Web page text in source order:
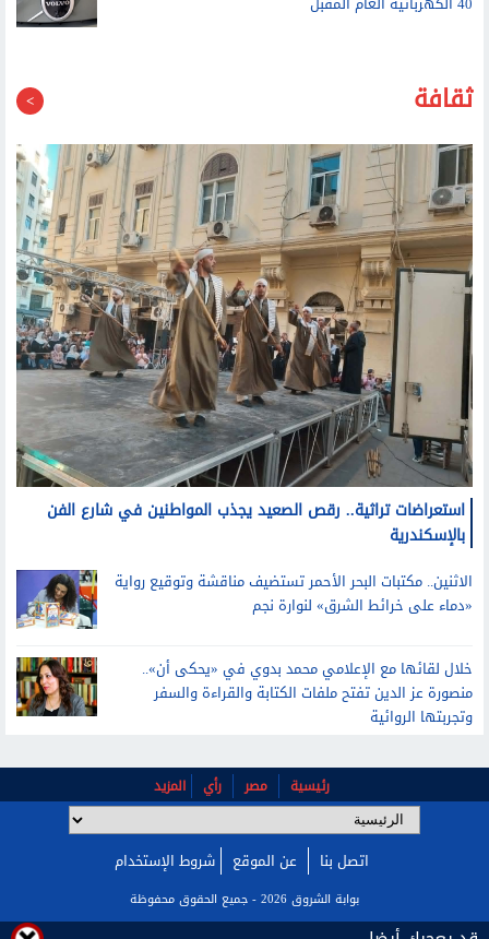
ثقافة
استعراضات تراثية.. رقص الصعيد يجذب المواطنين في شارع الفن
بالإسكندرية
«دماء على خرائط الشرق» لنوارة نجم
منصورة عز الدين تفتح ملفات الكتابة والقراءة والسفر
وتجربتها الروائية
رئيسية مصر رأي المزيد
اتصل بنا عن الموقع شروط الإستخدام
بوابة الشروق 2026 - جميع الحقوق محفوظة